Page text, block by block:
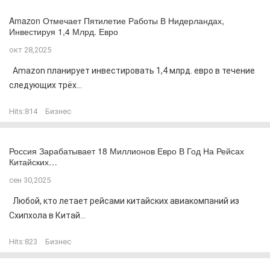
Amazon Отмечает Пятилетие Работы В Нидерландах,
Инвестируя 1,4 Млрд. Евро
окт 28,2025
Amazon планирует инвестировать 1,4 млрд. евро в течение
следующих трёх...
Hits:814 Бизнес
Россия Зарабатывает 18 Миллионов Евро В Год На Рейсах
Китайских…
сен 30,2025
Любой, кто летает рейсами китайских авиакомпаний из
Схипхола в Китай...
Hits:823 Бизнес